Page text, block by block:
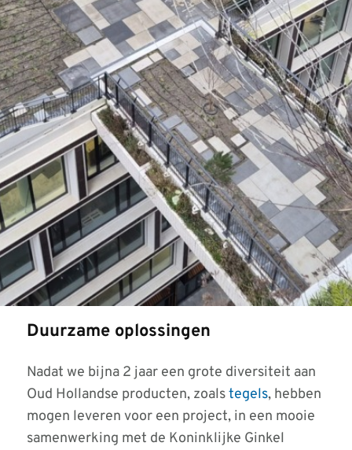
Duurzame oplossingen
Nadat we bijna 2 jaar een grote diversiteit aan
Oud Hollandse producten, zoalstegels, hebben
mogen leveren voor een project, in een mooie
samenwerking met de Koninklijke Ginkel